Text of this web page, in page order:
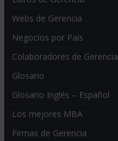
Webs de Gerencia
Negocios por País
Colaboradores de Gerencia
Glosario
Glosario Inglés – Español
Los mejores MBA
Firmas de Gerencia